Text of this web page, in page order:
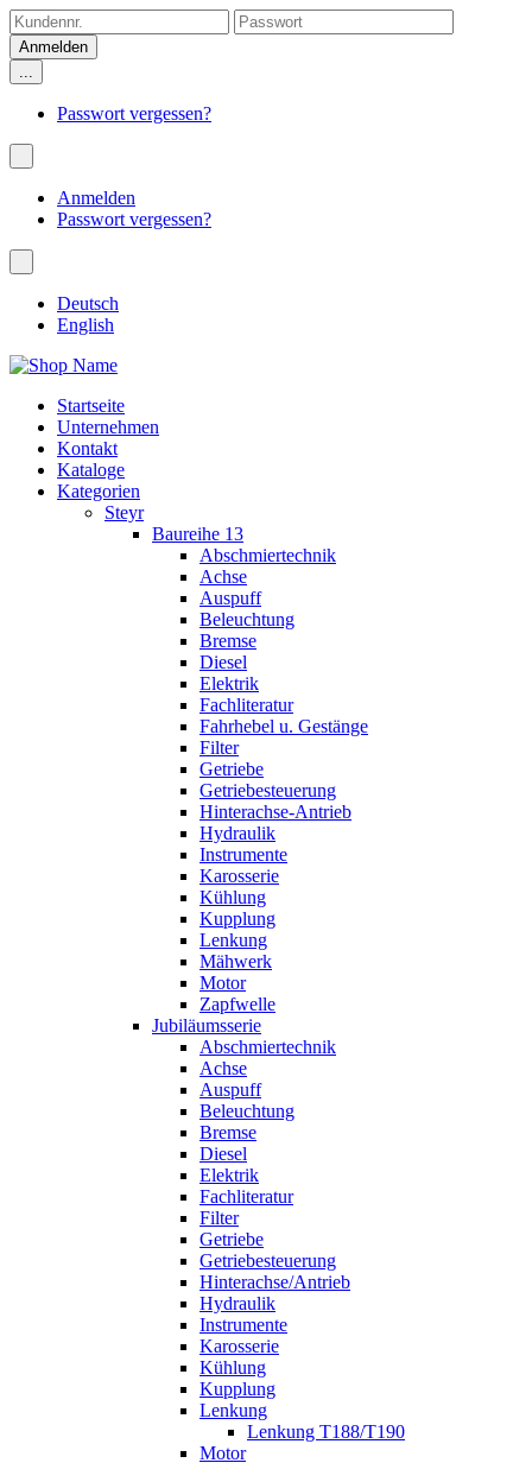
...
Passwort vergessen?
Anmelden
Passwort vergessen?
Deutsch
English
Startseite
Unternehmen
Kontakt
Kataloge
Kategorien
Steyr
Baureihe 13
Abschmiertechnik
Achse
Auspuff
Beleuchtung
Bremse
Diesel
Elektrik
Fachliteratur
Fahrhebel u. Gestänge
Filter
Getriebe
Getriebesteuerung
Hinterachse-Antrieb
Hydraulik
Instrumente
Karosserie
Kühlung
Kupplung
Lenkung
Mähwerk
Motor
Zapfwelle
Jubiläumsserie
Abschmiertechnik
Achse
Auspuff
Beleuchtung
Bremse
Diesel
Elektrik
Fachliteratur
Filter
Getriebe
Getriebesteuerung
Hinterachse/Antrieb
Hydraulik
Instrumente
Karosserie
Kühlung
Kupplung
Lenkung
Lenkung T188/T190
Motor